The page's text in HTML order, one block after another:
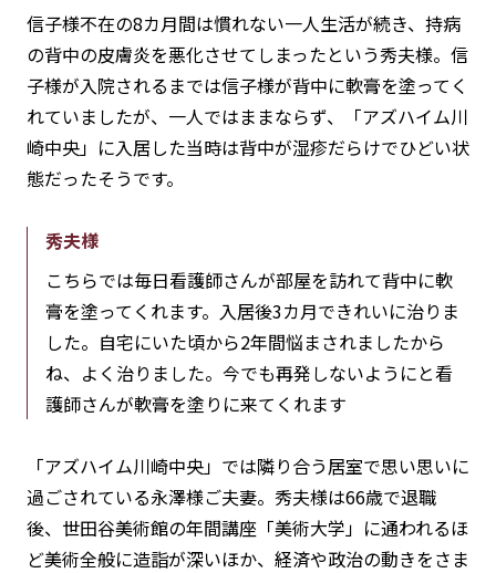
信子様不在の8カ月間は慣れない一人生活が続き、持病
の背中の皮膚炎を悪化させてしまったという秀夫様。信
子様が入院されるまでは信子様が背中に軟膏を塗ってく
れていましたが、一人ではままならず、「アズハイム川
崎中央」に入居した当時は背中が湿疹だらけでひどい状
態だったそうです。
秀夫様
こちらでは毎日看護師さんが部屋を訪れて背中に軟
膏を塗ってくれます。入居後3カ月できれいに治りま
した。自宅にいた頃から2年間悩まされましたから
ね、よく治りました。今でも再発しないようにと看
護師さんが軟膏を塗りに来てくれます
「アズハイム川崎中央」では隣り合う居室で思い思いに
過ごされている永澤様ご夫妻。秀夫様は66歳で退職
後、世田谷美術館の年間講座「美術大学」に通われるほ
ど美術全般に造詣が深いほか、経済や政治の動きをさま